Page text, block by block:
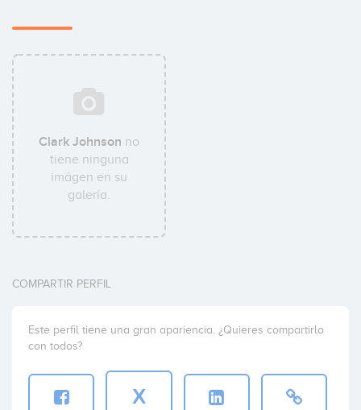
Clark Johnson no
tiene ninguna
imágen en su
galería.
COMPARTIR PERFIL
Este perfil tiene una gran apariencia. ¿Quieres compartirlo
con todos?
X